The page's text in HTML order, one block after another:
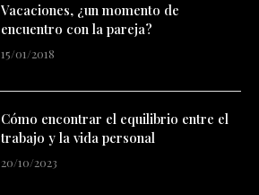
Vacaciones, ¿un momento de
encuentro con la pareja?
15/01/2018
Cómo encontrar el equilibrio entre el
trabajo y la vida personal
20/10/2023